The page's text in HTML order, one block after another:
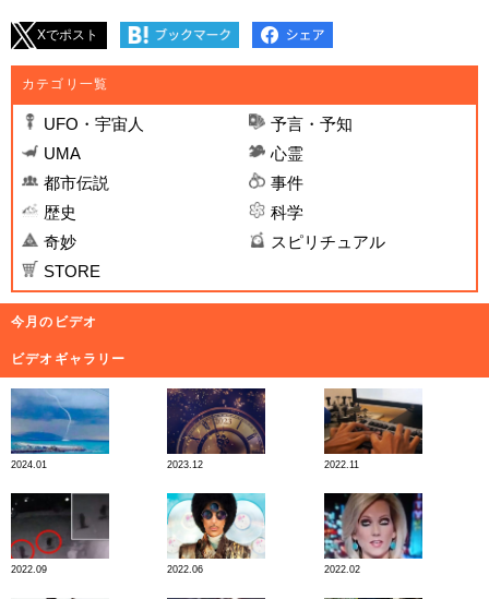
Xでポスト
カテゴリ一覧
UFO・宇宙人
予言・予知
UMA
心霊
都市伝説
事件
歴史
科学
奇妙
スピリチュアル
STORE
今月のビデオ
ビデオギャラリー
2024.01 2023.12 2022.11
2022.09 2022.06 2022.02